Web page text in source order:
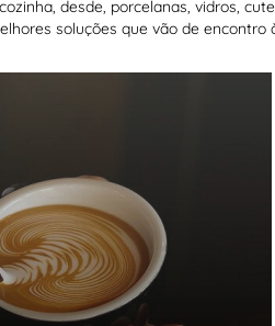
desde, porcelanas, vidros,
soluções que vão de encontro